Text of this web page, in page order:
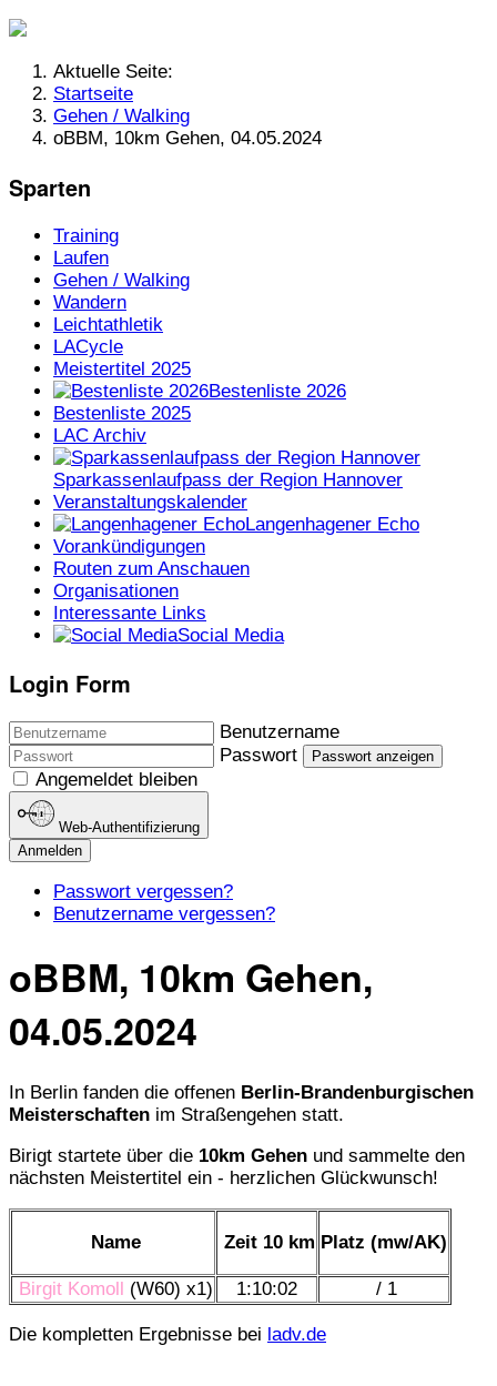
Aktuelle Seite:
Startseite
Gehen / Walking
oBBM, 10km Gehen, 04.05.2024
Sparten
Training
Laufen
Gehen / Walking
Wandern
Leichtathletik
LACycle
Meistertitel 2025
Bestenliste 2026
Bestenliste 2025
LAC Archiv
Sparkassenlaufpass der Region Hannover
Veranstaltungskalender
Langenhagener Echo
Vorankündigungen
Routen zum Anschauen
Organisationen
Interessante Links
Social Media
Login Form
Benutzername
Passwort
Passwort anzeigen
Angemeldet bleiben
Web-Authentifizierung
Anmelden
Passwort vergessen?
Benutzername vergessen?
oBBM, 10km Gehen,
04.05.2024
In Berlin fanden die offenen Berlin-Brandenburgischen
Meisterschaften im Straßengehen statt.
Birigt startete über die 10km Gehen und sammelte den
nächsten Meistertitel ein - herzlichen Glückwunsch!
Name Zeit 10 km Platz (mw/AK)
Birgit Komoll (W60) x1) 1:10:02 / 1
Die kompletten Ergebnisse bei ladv.de